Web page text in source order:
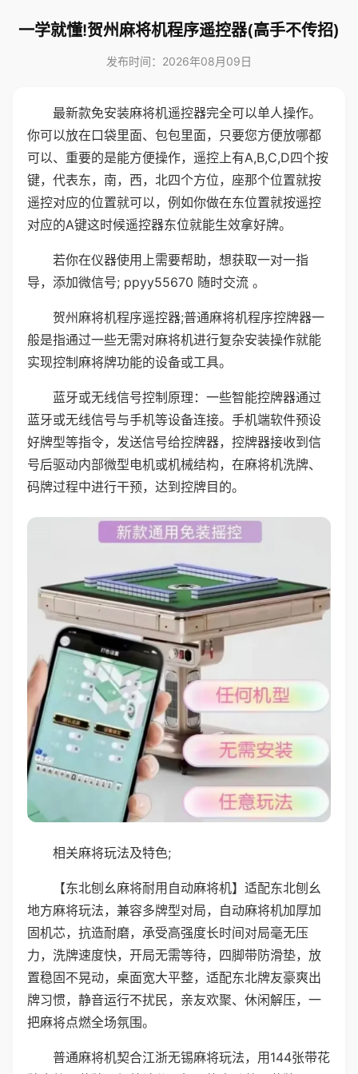
一学就懂!贺州麻将机程序遥控器(高手不传招)
发布时间：2026年08月09日
最新款免安装麻将机遥控器完全可以单人操作。
你可以放在口袋里面、包包里面，只要您方便放哪都
可以、重要的是能方便操作，遥控上有A,B,C,D四个按
键，代表东，南，西，北四个方位，座那个位置就按
遥控对应的位置就可以，例如你做在东位置就按遥控
对应的A键这时候遥控器东位就能生效拿好牌。
若你在仪器使用上需要帮助，想获取一对一指
导，添加微信号; ppyy55670 随时交流 。
贺州麻将机程序遥控器;普通麻将机程序控牌器一
般是指通过一些无需对麻将机进行复杂安装操作就能
实现控制麻将牌功能的设备或工具。
蓝牙或无线信号控制原理：一些智能控牌器通过
蓝牙或无线信号与手机等设备连接。手机端软件预设
好牌型等指令，发送信号给控牌器，控牌器接收到信
号后驱动内部微型电机或机械结构，在麻将机洗牌、
码牌过程中进行干预，达到控牌目的。
相关麻将玩法及特色;
【东北刨幺麻将耐用自动麻将机】适配东北刨幺
地方麻将玩法，兼容多牌型对局，自动麻将机加厚加
固机芯，抗造耐磨，承受高强度长时间对局毫无压
力，洗牌速度快，开局无需等待，四脚带防滑垫，放
置稳固不晃动，桌面宽大平整，适配东北牌友豪爽出
牌习惯，静音运行不扰民，亲友欢聚、休闲解压，一
把麻将点燃全场氛围。
普通麻将机契合江浙无锡麻将玩法，用144张带花